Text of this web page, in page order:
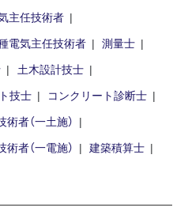
主任技術者
電気主任技術者
測量士
土木設計技士
技士
コンクリート診断士
術者（一土施）
術者（一電施） 建築積算士